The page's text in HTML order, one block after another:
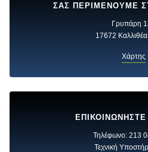
ΣΑΣ ΠΕΡΙΜΕΝΟΥΜΕ
Γρυπάρη
17672 Καλλιθέα
Χάρτης
Τηλέφωνο: 213
Τεχνική